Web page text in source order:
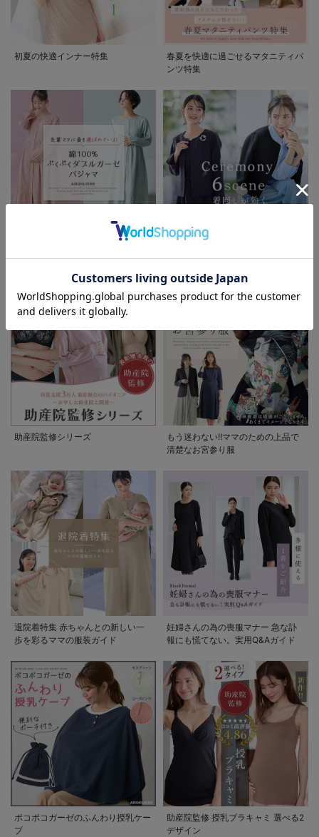
お気に入り商品を確認する
初夏の快適インナー特集
春夏を快適に過ごせるマタニティパ
ンツ特集
ぷくダブルガーゼパジャマシリーズ
セレモニー6シーン
助産院監修シリーズ
もう迷わない!!ママのための上品で
清楚なお宮参り服
退院着特集 赤ちゃんとの新しい一
歩を彩るママの服装ガイド
妊婦さんの為の喪服マナー 急な訃
報にも慌てない。実用Q&Aガイド
ポコポコガーゼのふんわり授乳ケー
プ
助産院監修 授乳ブラキャミ 選べる2
デザイン